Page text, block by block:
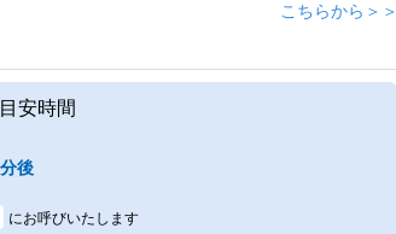
こちらから＞＞
安時間
分後
にお呼びいたします